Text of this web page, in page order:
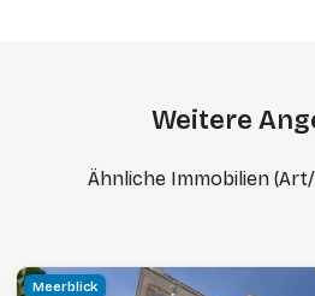
Weitere
Ähnliche Immobilien
Meerblick